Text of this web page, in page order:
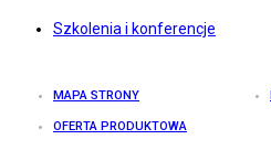
Szkolenia i konferencje
MAPA STRONY
OFERTA PRODUKTOWA